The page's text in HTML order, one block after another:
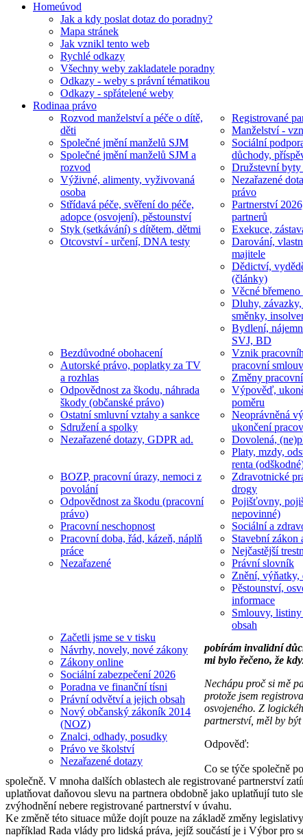
Homeúvod
Jak a kdy poslat dotaz do poradny?
Mapa stránek
Jak vznikl tento web
Rychlé odkazy
Všechny weby zakladatele poradny
Odkazy - weby s právní tématikou
Odkazy - spřátelené weby
Rodinaa právo
Rozvod manželství a péče o dítě,
děti
Společné jmění manželů SJM
Společné jmění manželů SJM a
rozvod
Výživné, alimenty, vyživovaná
osoba
Střídavá péče, svěření do péče,
adopce (osvojení), pěstounství
Styk (setkávání) s dítětem, dětmi
Otcovství - určení, DNA testy
Registrované
Manželství -
Sociální
důchody,
Družstevní byty
Nezařazené
právo
Partnerství
partnerů
Exekuce,
Darování,
majitele
Dědictví,
(články)
Věcné břemeno
Dluhy,
směnky,
Bydlení,
SVJ, BD
Bezdůvodné obohacení
Autorské právo, poplatky za TV
a rozhlas
Odpovědnost za škodu, náhrada
škody (občanské právo)
Ostatní smluvní vztahy a sankce
Sdružení a spolky
Nezařazené dotazy, GDPR ad.
Vznik
pracovní
Změny
Výpověď,
poměru
Neoprávněná
ukončení
Dovolená,
Platy, mzdy,
renta
BOZP, pracovní úrazy, nemoci z
povolání
Odpovědnost za škodu (pracovní
právo)
Pracovní neschopnost
Pracovní doba, řád, kázeň, náplň
práce
Nezařazené
Zdravotnické
drogy
Pojišťovny,
nepovinné)
Sociální a
Stavební zákon
Nejčastější
Právní slovník
Znění, výňatky,
Pěstounství,
informace
Smlouvy,
obsah
Začetli jsme se v tisku
Návrhy, novely, nové zákony
Zákony online
Sociální zabezpečení 2026
Poradna ve finanční tísni
Právní odvětví a jejich obsah
Nový občanský zákoník 2014
(NOZ)
Znalci, odhady, posudky
Právo ve školství
Nezařazené dotazy
pobírám invalidní
mi bylo řečeno, že
Nechápu proč si mě
protože jsem
osvojeného. Z
partnerství, měl by
Odpověď:
Co se týče společně
společně. V mnoha dalších oblastech ale registrované partnerství
uplatňovat daňovou slevu na partnera obdobně jako uplatňují tuto
zvýhodnění nebere registrované partnerství v úvahu.
Ke změně této situace může dojít pouze na základě změny
například Rada vlády pro lidská práva, jejíž součástí je i Výbor pro